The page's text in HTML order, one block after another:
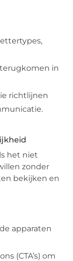
in
richtlijnen
het niet
zonder
bekijken en
apparaten
(CTA’s) om